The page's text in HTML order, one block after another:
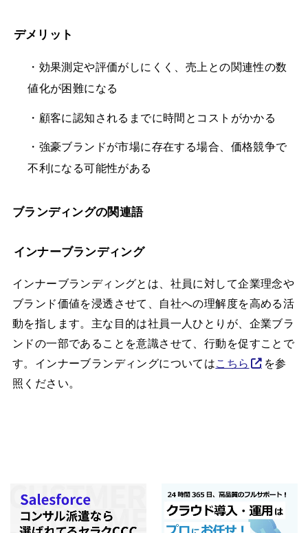
デメリット
・効果測定や評価がしにくく、売上との関連性の数
値化が困難になる
・顧客に認知されるまでに時間とコストがかかる
・強豪ブランドが市場に存在する場合、価格競争で
不利になる可能性がある
ブランディングの関連語
インナーブランディング
インナーブランディングとは、社員に対して企業理念や
ブランド価値を浸透させて、自社への理解度を高める活
動を指します。主な目的は社員一人ひとりが、企業ブラ
ンドの一部であることを意識させて、行動を促すことで
す。インナーブランディングについてはこちら
を参
照ください。